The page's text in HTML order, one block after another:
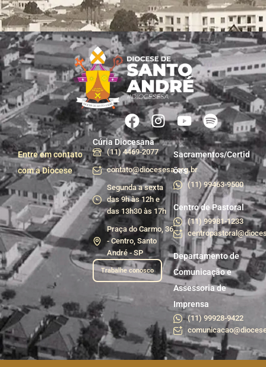
Entre em contato
com a Diocese
Cúria Diocesana
(11) 4469-2077
contato@diocesesa.org.br
Segunda a sexta
das 9h às 12h e
das 13h30 às 17h
Praça do Carmo, 36
- Centro, Santo
André - SP
Trabalhe conosco
Sacramentos/Certid
ões
(11) 99463-9500
Centro de Pastoral
(11) 99981-1233
Departamento de
Comunicação e
Assessoria de
Imprensa
(11) 99928-9422